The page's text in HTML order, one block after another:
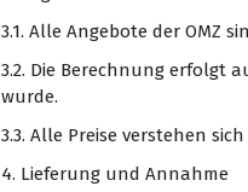
3.1. Alle Angebote der OMZ
3.2. Die Berechnung erfolgt
wurde.
3.3. Alle Preise verstehen
4. Lieferung und Annahme